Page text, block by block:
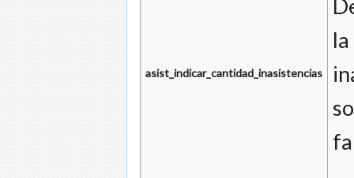
asist_indicar_cantidad_inasistencias